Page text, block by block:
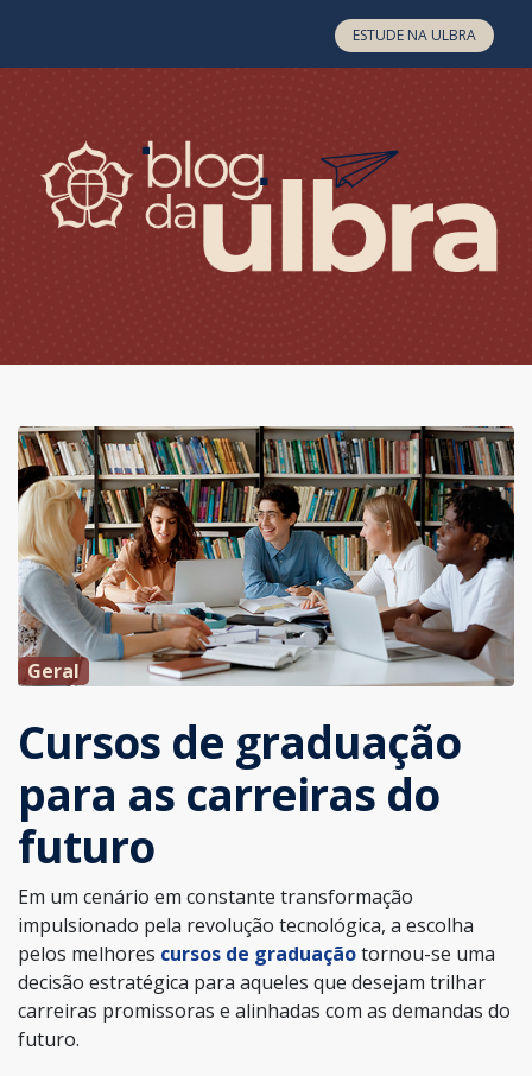
ESTUDE NA ULBRA
Geral
Cursos de graduação
para as carreiras do
futuro
Em um cenário em constante transformação
impulsionado pela revolução tecnológica, a escolha
pelos melhores cursos de graduaçãotornou-se uma
decisão estratégica para aqueles que desejam trilhar
carreiras promissoras e alinhadas com as demandas do
futuro.